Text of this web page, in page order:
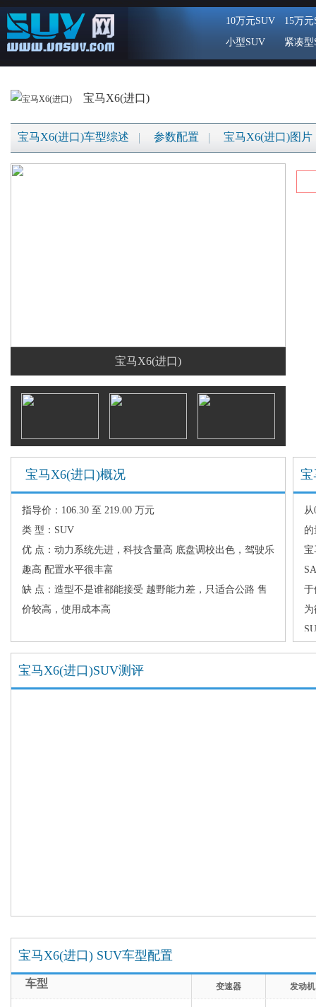
10万元SUV
15万
小型SUV
紧凑型
宝马X6(进口)
宝马X6(进口)车型综述 参数配置 宝马X6(进口)图片
宝马X6(进口)
宝马X6(进口)概况
指导价：106.30 至 219.00 万元
类 型：SUV
优 点：动力系统先进，科技含量高 底盘调校出色，驾驶乐
趣高 配置水平很丰富
缺 点：造型不是谁都能接受 越野能力差，只适合公路 售
价较高，使用成本高
宝
宝
于
宝马X6(进口)SUV测评
宝马X6(进口) SUV车型配置
车型 变速器 发动机